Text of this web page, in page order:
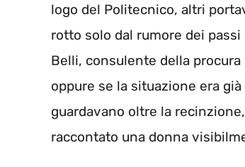
logo del Politecnico, altri
rotto solo dal rumore dei passi
Belli, consulente della
oppure se la situazione era
guardavano oltre la
raccontato una donna